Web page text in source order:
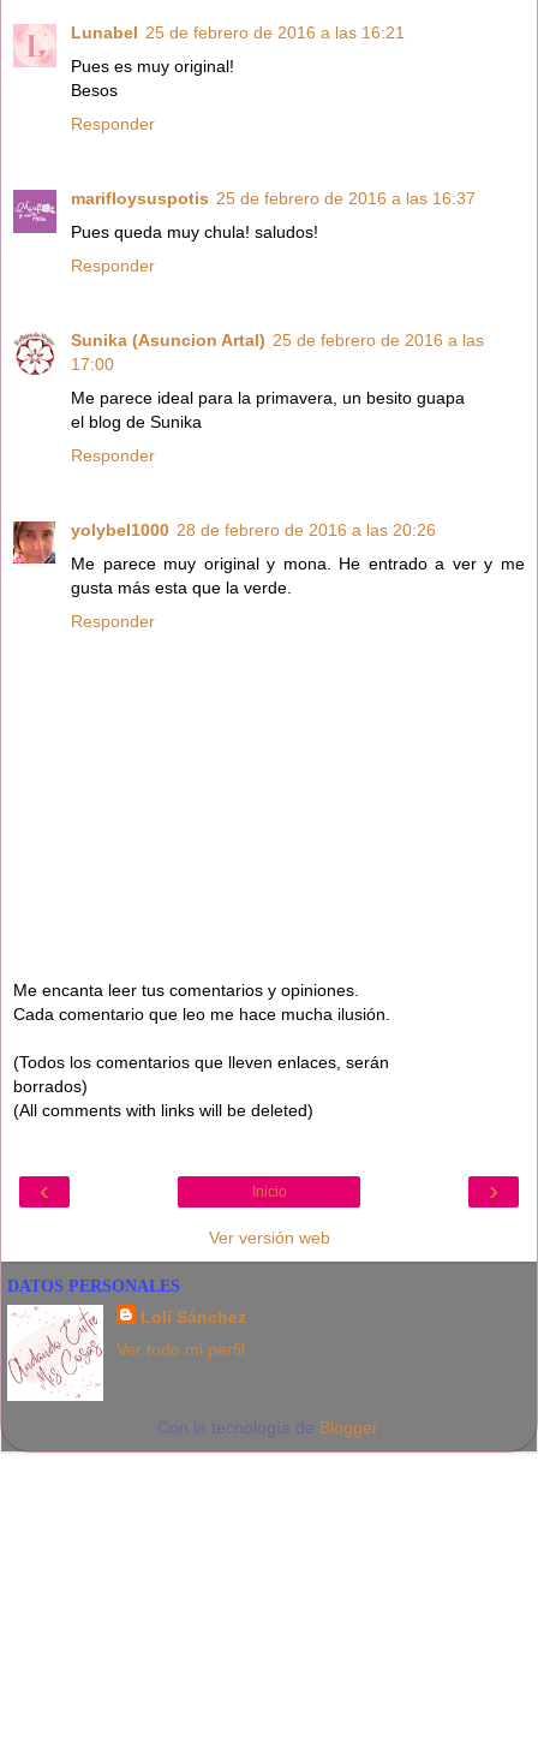
Lunabel 25 de febrero de 2016 a las 16:21
Pues es muy original!
Besos
Responder
marifloysuspotis 25 de febrero de 2016 a las 16:37
Pues queda muy chula! saludos!
Responder
Sunika (Asuncion Artal) 25 de febrero de 2016 a las
17:00
Me parece ideal para la primavera, un besito guapa
el blog de Sunika
Responder
yolybel1000 28 de febrero de 2016 a las 20:26
Me parece muy original y mona. He entrado a ver y me
gusta más esta que la verde.
Responder
Me encanta leer tus comentarios y opiniones.
Cada comentario que leo me hace mucha ilusión.
(Todos los comentarios que lleven enlaces, serán
borrados)
(All comments with links will be deleted)
‹ ›
Inicio
Ver versión web
DATOS PERSONALES
Loli Sánchez
Ver todo mi perfil
Con la tecnología de Blogger.